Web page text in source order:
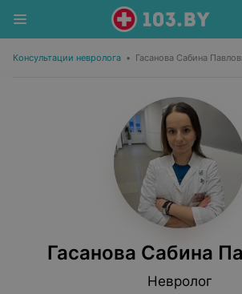
Консультации невролога • Гасанова Сабина
Гасанова Сабина
Невролог